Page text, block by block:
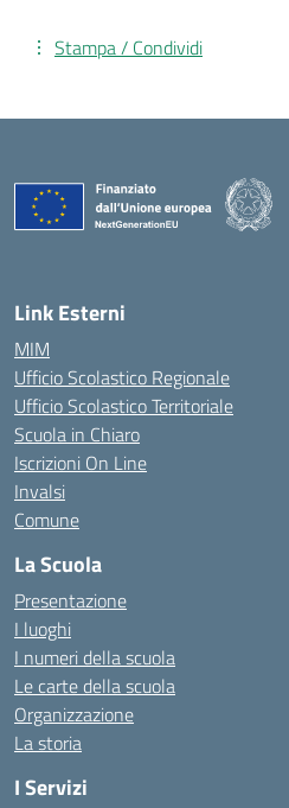
Stampa / Condividi
Link Esterni
MIM
Ufficio Scolastico Regionale
Ufficio Scolastico Territoriale
Scuola in Chiaro
Iscrizioni On Line
Invalsi
Comune
La Scuola
Presentazione
I luoghi
I numeri della scuola
Le carte della scuola
Organizzazione
La storia
I Servizi